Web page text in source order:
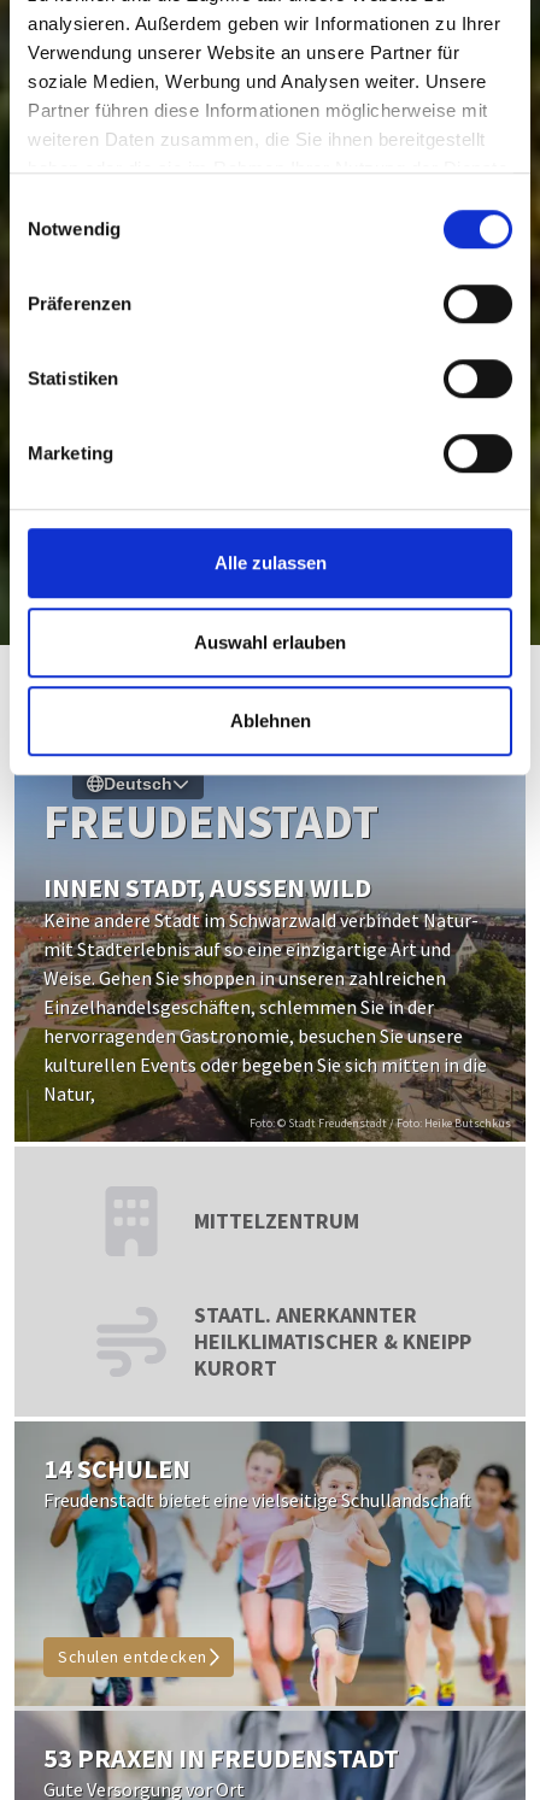
analysieren. Außerdem geben wir Informationen zu Ihrer
Verwendung unserer Website an unsere Partner für
soziale Medien, Werbung und Analysen weiter. Unsere
Partner führen diese Informationen möglicherweise mit
weiteren Daten zusammen, die Sie ihnen bereitgestellt
haben oder die sie im Rahmen Ihrer Nutzung der Dienste
Notwendig
Präferenzen
Statistiken
Marketing
Alle zulassen
Auswahl erlauben
Ablehnen
Die Region rund
um unsere
Headquarters
© Stadt Freudenstadt | Foto: Heike Butschkus